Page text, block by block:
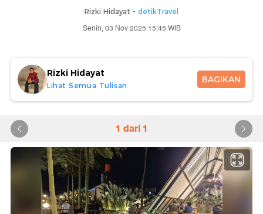
Rizki Hidayat - detikTravel
Senin, 03 Nov 2025 15:45 WIB
Rizki Hidayat
Lihat Semua Tulisan
BAGIKAN
1 dari 1